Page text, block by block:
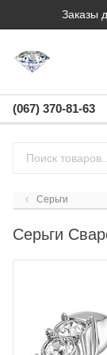
Заказы
(067) 370-81-63
Серьги
Серьги